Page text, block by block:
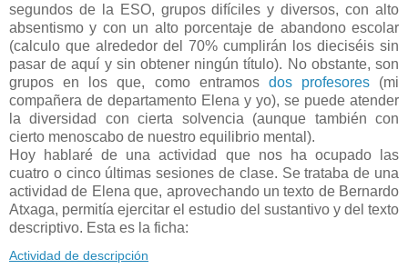
segundos de la ESO, grupos difíciles y diversos, con alto
absentismo y con un alto porcentaje de abandono escolar
(calculo que alrededor del 70% cumplirán los dieciséis sin
pasar de aquí y sin obtener ningún título). No obstante, son
grupos en los que, como entramos dos profesores(mi
compañera de departamento Elena y yo), se puede atender
la diversidad con cierta solvencia (aunque también con
cierto menoscabo de nuestro equilibrio mental).
Hoy hablaré de una actividad que nos ha ocupado las
cuatro o cinco últimas sesiones de clase. Se trataba de una
actividad de Elena que, aprovechando un texto de Bernardo
Atxaga, permitía ejercitar el estudio del sustantivo y del texto
descriptivo. Esta es la ficha:
Actividad de descripción